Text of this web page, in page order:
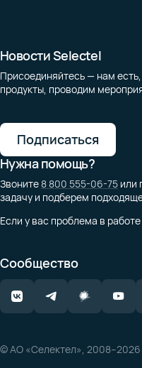
Новости Selectel
Присоединяйтесь — нам
продукты, проводим
Подписаться
Нужна помощь?
Звоните 8 800 555-06-75 или
задачу и подберем
Если у вас проблема в
Сообщество
© АО «Селектел», 2008–2026